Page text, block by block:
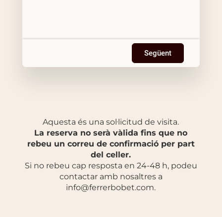
Següent
Aquesta és una sol·licitud de visita.
La reserva no serà vàlida fins que no
rebeu un correu de confirmació per part
del celler.
Si no rebeu cap resposta en 24-48 h, podeu
contactar amb nosaltres a
info@ferrerbobet.com.